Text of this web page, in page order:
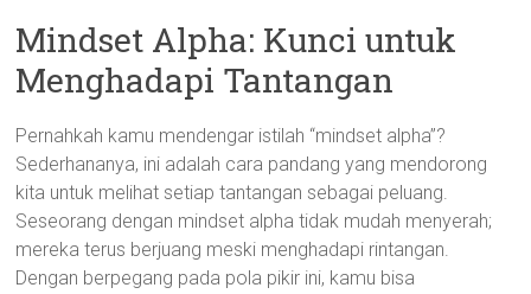
Mindset Alpha: Kunci untuk
Menghadapi Tantangan
Pernahkah kamu mendengar istilah “mindset alpha”?
Sederhananya, ini adalah cara pandang yang mendorong
kita untuk melihat setiap tantangan sebagai peluang.
Seseorang dengan mindset alpha tidak mudah menyerah;
mereka terus berjuang meski menghadapi rintangan.
Dengan berpegang pada pola pikir ini, kamu bisa